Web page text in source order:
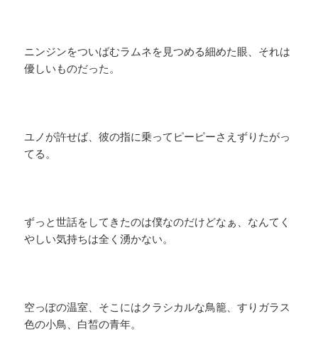
ニンジンをついばむラムネを見つめる細めた眼、それは
優しいものだった。
ユノが許せば、彼の指に乗ってピーピーさえずりたがっ
てる。
ずっと世話をしてきたのは僕なのだけどなぁ、なんてく
やしい気持ちは全く湧かない。
空っぽの温室、そこにはクラシカルな鳥籠、すりガラス
色の小鳥、白皙の青年。